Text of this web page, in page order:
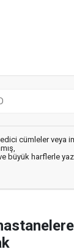
cümleler veya
büyük harflerle